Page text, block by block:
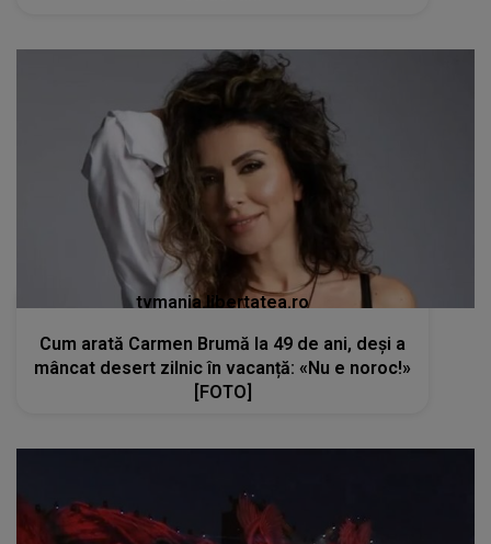
tvmania.libertatea.ro
Cum arată Carmen Brumă la 49 de ani, deși a
mâncat desert zilnic în vacanță: «Nu e noroc!»
[FOTO]